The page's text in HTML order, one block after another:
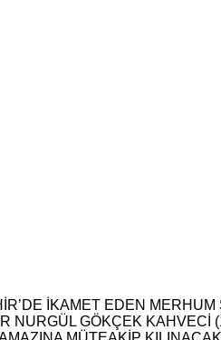
İKAMET EDEN
GÖKÇEK